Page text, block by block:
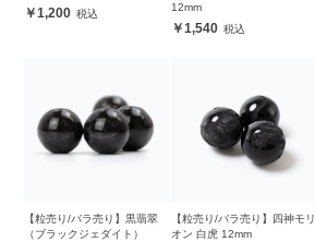
1,200
12mm
1,540
【粒売り/バラ売り】黒翡翠
（ブラックジェダイト）
【粒売り/バラ売り】四神モリ
オン 白虎 12mm